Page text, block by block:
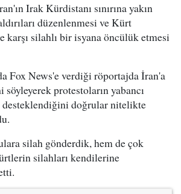
Irak Kürdistanı sınırına yakın
düzenlenmesi ve Kürt
karşı silahlı bir isyana öncülük etmesi
Fox News'e verdiği röportajda İran'a
protestoların yabancı
desteklendiğini doğrular nitelikte
silah gönderdik, hem de çok
silahları kendilerine